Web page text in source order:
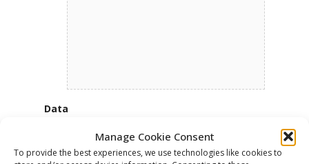
Manage Cookie Consent
To provide the best experiences, we use technologies like cookies to
Data